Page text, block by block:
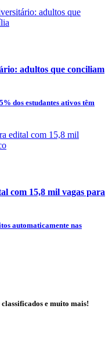
adultos que conciliam
dos estudantes ativos têm
com 15,8 mil vagas para
automaticamente nas
e muito mais!